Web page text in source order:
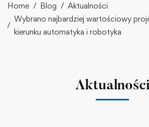
Home Blog
Aktualności
Wybrano najbardziej wartościowy
kierunku automatyka i robotyka
Aktualności